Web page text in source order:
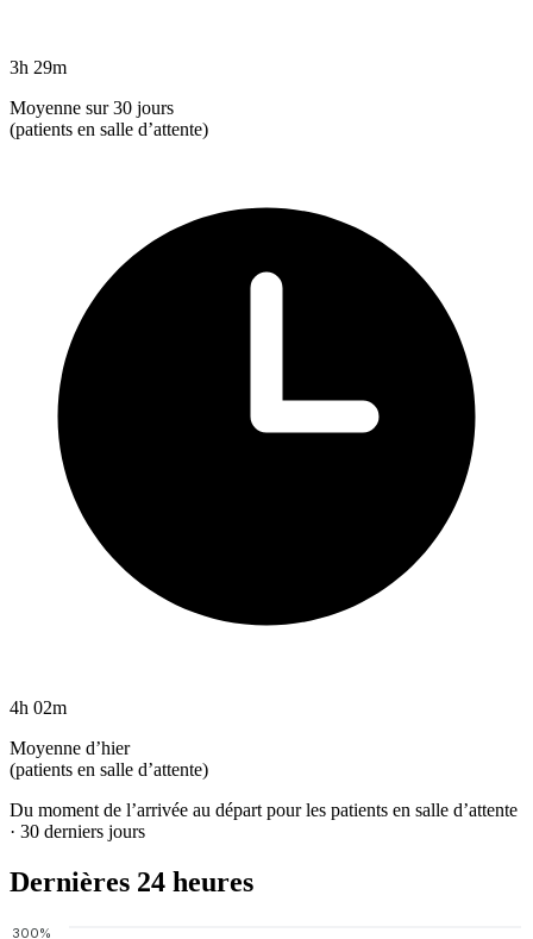
3h 29m
Moyenne sur 30 jours
(patients en salle d’attente)
4h 02m
Moyenne d’hier
(patients en salle d’attente)
Du moment de l’arrivée au départ pour les patients en salle d’attente
· 30 derniers jours
Dernières 24 heures
300%